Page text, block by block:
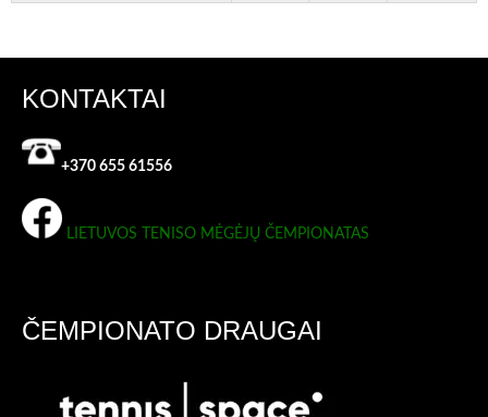
KONTAKTAI
+370 655 61556
LIETUVOS TENISO MĖGĖJŲ ČEMPIONATAS
ČEMPIONATO DRAUGAI